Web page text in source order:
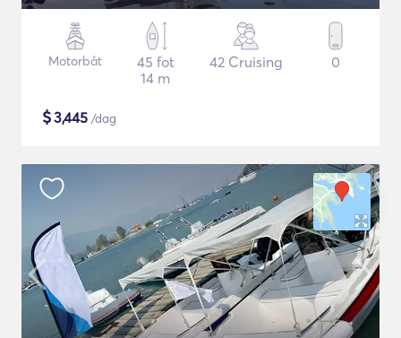
Motorbåt
45 fot
14 m
42 Cruising 0
$3,445 /dag